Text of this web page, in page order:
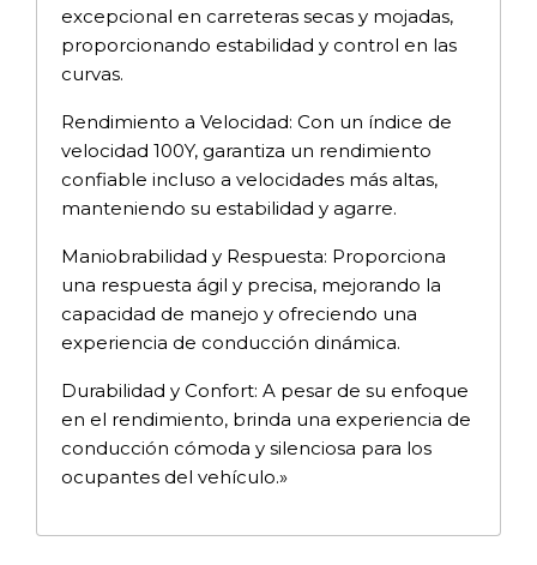
excepcional en carreteras secas y mojadas,
proporcionando estabilidad y control en las
curvas.
Rendimiento a Velocidad: Con un índice de
velocidad 100Y, garantiza un rendimiento
confiable incluso a velocidades más altas,
manteniendo su estabilidad y agarre.
Maniobrabilidad y Respuesta: Proporciona
una respuesta ágil y precisa, mejorando la
capacidad de manejo y ofreciendo una
experiencia de conducción dinámica.
Durabilidad y Confort: A pesar de su enfoque
en el rendimiento, brinda una experiencia de
conducción cómoda y silenciosa para los
ocupantes del vehículo.»